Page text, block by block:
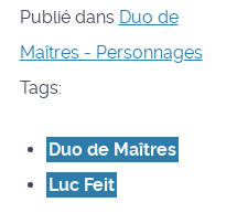
Publié dans Duo de
Maîtres - Personnages
Tags:
Duo de Maîtres
Luc Feit